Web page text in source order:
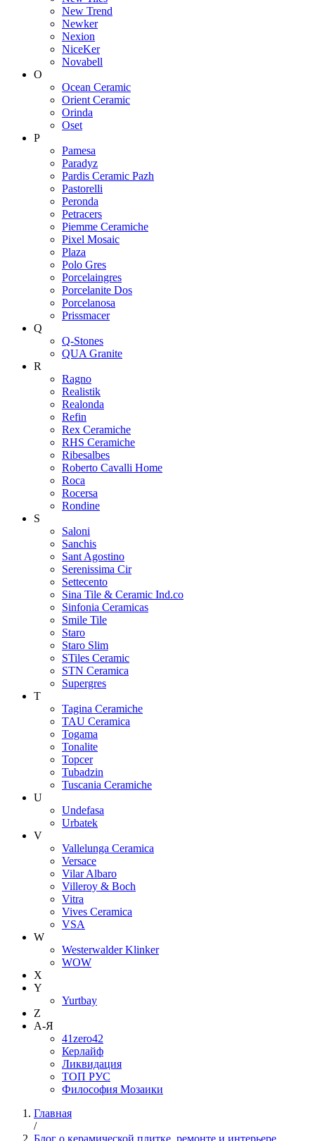
New Trend
Newker
Nexion
NiceKer
Novabell
O
Ocean Ceramic
Orient Ceramic
Orinda
Oset
P
Pamesa
Paradyz
Pardis Ceramic Pazh
Pastorelli
Peronda
Petracers
Piemme Ceramiche
Pixel Mosaic
Plaza
Polo Gres
Porcelaingres
Porcelanite Dos
Porcelanosa
Prissmacer
Q
Q-Stones
QUA Granite
R
Ragno
Realistik
Realonda
Refin
Rex Ceramiche
RHS Ceramiche
Ribesalbes
Roberto Cavalli Home
Roca
Rocersa
Rondine
S
Saloni
Sanchis
Sant Agostino
Serenissima Cir
Settecento
Sina Tile & Ceramic Ind.co
Sinfonia Ceramicas
Smile Tile
Staro
Staro Slim
STiles Ceramic
STN Ceramica
Supergres
T
Tagina Ceramiche
TAU Ceramica
Togama
Tonalite
Topcer
Tubadzin
Tuscania Ceramiche
U
Undefasa
Urbatek
V
Vallelunga Ceramica
Versace
Vilar Albaro
Villeroy & Boch
Vitra
Vives Ceramica
VSA
W
Westerwalder Klinker
WOW
X
Y
Yurtbay
Z
А-Я
41zero42
Керлайф
Ликвидация
ТОП РУС
Философия Мозаики
Главная
/
Блог о керамической плитке, ремонте и интерьере